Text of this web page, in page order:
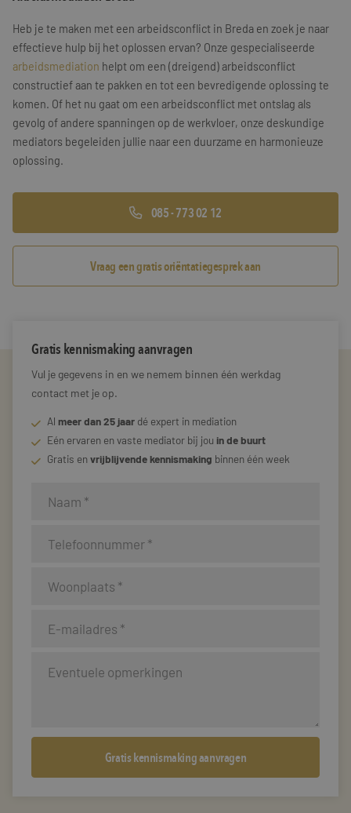
Training & Leiderschap
Referenties
Blogs
Gratis folder
Contact
Heb je te maken met een arbeidsconflict in Breda en zoek je naar
effectieve hulp bij het oplossen ervan? Onze gespecialiseerde
arbeidsmediation helpt om een (dreigend) arbeidsconflict
constructief aan te pakken en tot een bevredigende oplossing te
komen. Of het nu gaat om een arbeidsconflict met ontslag als
gevolg of andere spanningen op de werkvloer, onze deskundige
mediators begeleiden jullie naar een duurzame en harmonieuze
oplossing.
085 - 773 02 12
Vraag een gratis oriëntatiegesprek aan
Gratis kennismaking aanvragen
Vul je gegevens in en we nemem binnen één werkdag
contact met je op.
Al meer dan 25 jaar dé expert in mediation
Eén ervaren en vaste mediator bij jou in de buurt
Gratis envrijblijvende kennismaking binnen één week